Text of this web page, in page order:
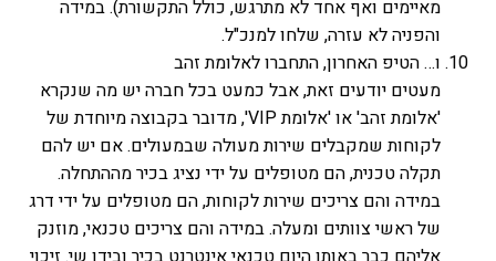
מאיימים ואף אחד לא מתרגש, כולל התקשורת). במידה
והפניה לא עזרה, שלחו למנכ"ל.
ו… הטיפ האחרון, התחברו לאלומת זהב
מעטים יודעים זאת, אבל כמעט בכל חברה יש מה שנקרא
'אלומת זהב' או 'אלומת VIP', מדובר בקבוצה מיוחדת של
לקוחות שמקבלים שירות מעולה שבמעולים. אם יש להם
תקלה טכנית, הם מטופלים על ידי נציג בכיר מההתחלה.
במידה והם צריכים שירות לקוחות, הם מטופלים על ידי דרג
של ראשי צוותים ומעלה. במידה והם צריכים טכנאי, מוזנק